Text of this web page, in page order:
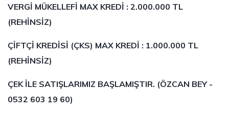
VERGİ MÜKELLEFİ MAX KREDİ : 2.000.000 TL
(REHİNSİZ)
ÇİFTÇİ KREDİSİ (ÇKS) MAX KREDİ : 1.000.000 TL
(REHİNSİZ)
ÇEK İLE SATIŞLARIMIZ BAŞLAMIŞTIR. (ÖZCAN BEY -
0532 603 19 60)